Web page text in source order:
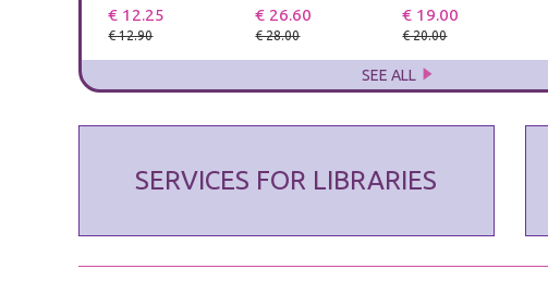
€ 12.25
€ 12.90
€ 26.60
€ 28.00
€ 19.00
€ 20.00
SEE ALL
SERVICES FOR LIBRARIES